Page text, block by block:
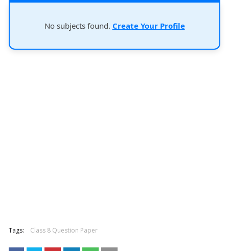
No subjects found. Create Your Profile
Tags: Class 8 Question Paper